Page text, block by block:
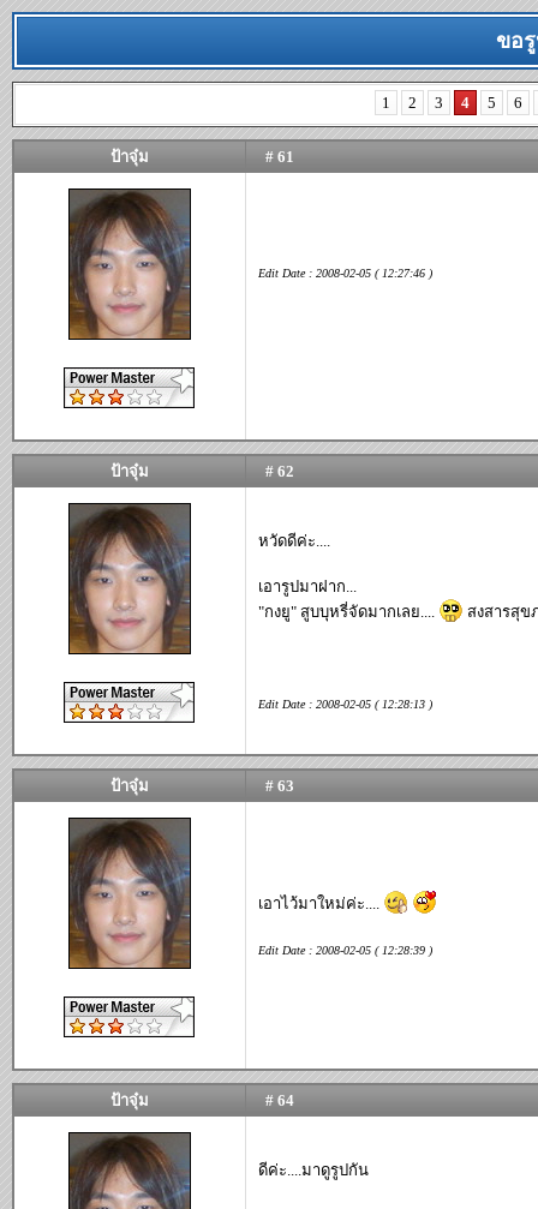
ขอ
1 2 3 4 5 6
ป้าจุ๋ม # 61
Edit Date : 2008-02-05 ( 12:27:46 )
ป้าจุ๋ม # 62
หวัดดีค่ะ....
เอารูปมาฝาก...
"กงยู" สูบบุหรี่จัดมากเลย....
สงสารสุข
Edit Date : 2008-02-05 ( 12:28:13 )
ป้าจุ๋ม # 63
เอาไว้มาใหม่ค่ะ....
Edit Date : 2008-02-05 ( 12:28:39 )
ป้าจุ๋ม # 64
ดีค่ะ....มาดูรูปกัน